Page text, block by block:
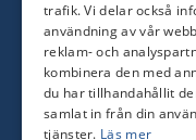
Tel:
trafik. Vi delar också
användning av vår
reklam- och
kombinera den med
du har tillhandahållit
samlat in från din
tjänster. Läs mer